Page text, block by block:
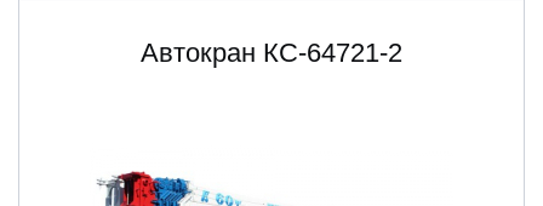
Автокран КС-64721-2